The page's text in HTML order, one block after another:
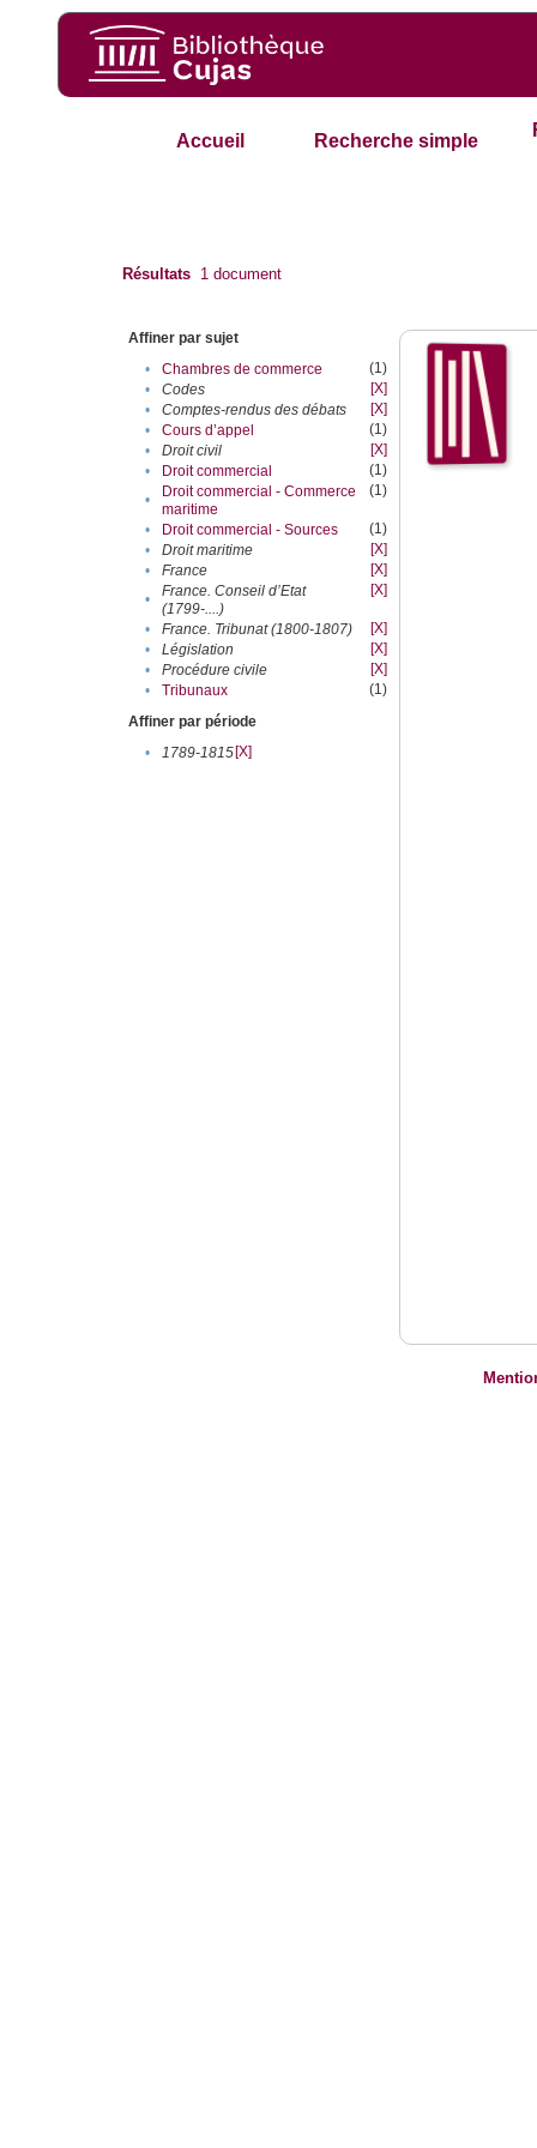
Accueil Recherche simple
Résultats 1 document
Affiner par sujet
•
Chambres de commerce
(1)
•
Codes
[X]
•
Comptes-rendus des débats
[X]
•
Cours d’appel
(1)
•
Droit civil
[X]
•
Droit commercial
(1)
•
Droit commercial - Commerce
maritime
(1)
• Droit commercial - Sources
(1)
•
Droit maritime
[X]
•
France
[X]
•
France. Conseil d’Etat
(1799-....)
[X]
• France. Tribunat (1800-1807)
[X]
•
Législation
[X]
•
Procédure civile
[X]
•
Tribunaux
(1)
Affiner par période
•
1789-1815[X]